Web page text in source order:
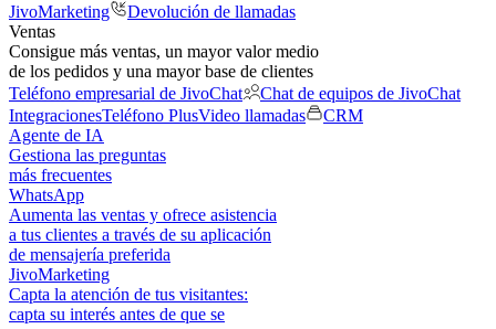
JivoMarketing
Devolución de llamadas
Ventas
Consigue más ventas, un mayor valor medio
de los pedidos y una mayor base de clientes
Teléfono empresarial de JivoChat
Chat de equipos de JivoChat
IntegracionesTeléfono PlusVideo llamadas
CRM
Agente de IA
Gestiona las preguntas
más frecuentes
WhatsApp
Aumenta las ventas y ofrece asistencia
a tus clientes a través de su aplicación
de mensajería preferida
JivoMarketing
Capta la atención de tus visitantes:
capta su interés antes de que se